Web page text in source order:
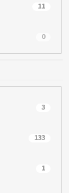
11
0
3
133
1